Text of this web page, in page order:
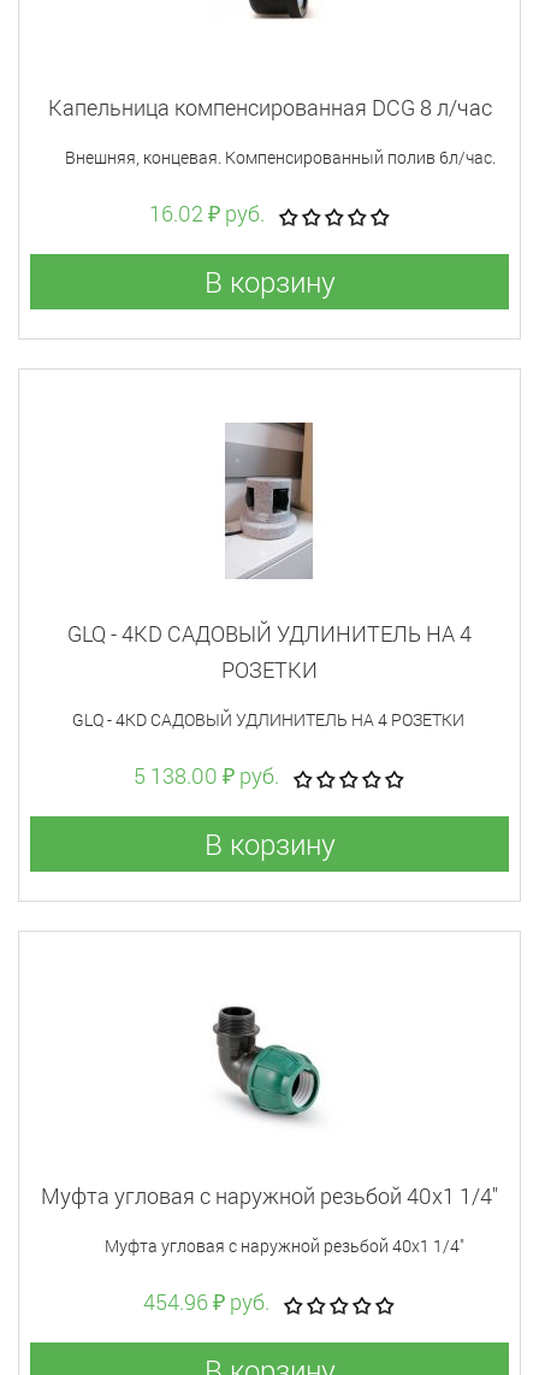
Капельница компенсированная DCG 8 л/час
Внешняя, концевая. Компенсированный полив 6л/час.
16.02 ₽ руб.
В корзину
GLQ - 4KD САДОВЫЙ УДЛИНИТЕЛЬ НА 4
РОЗЕТКИ
GLQ - 4KD САДОВЫЙ УДЛИНИТЕЛЬ НА 4 РОЗЕТКИ
5 138.00 ₽ руб.
В корзину
Муфта угловая с наружной резьбой 40x1 1/4"
Муфта угловая с наружной резьбой 40x1 1/4"
454.96 ₽ руб.